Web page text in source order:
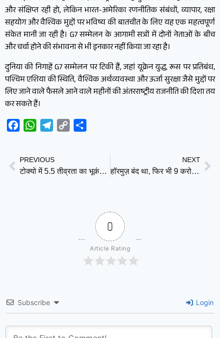
और संक्षिप्त रही हो, लेकिन भारत-अमेरिका रणनीतिक संबंधों, व्यापार, रक्षा
सहयोग और वैश्विक मुद्दों पर भविष्य की बातचीत के लिए यह एक महत्वपूर्ण
संकेत मानी जा रही है। G7 सम्मेलन के आगामी सत्रों में दोनों नेताओं के बीच
और चर्चा होने की संभावना से भी इनकार नहीं किया जा रहा है।
दुनिया की निगाहें G7 सम्मेलन पर टिकी हैं, जहां यूक्रेन युद्ध, रूस पर प्रतिबंध,
पश्चिम एशिया की स्थिति, वैश्विक अर्थव्यवस्था और ऊर्जा सुरक्षा जैसे मुद्दों पर
लिए जाने वाले फैसले आने वाले महीनों की अंतरराष्ट्रीय राजनीति की दिशा तय
कर सकते हैं।
FacebookWhatsAppTelegram
Copy
PREVIOUS
टोक्यो में 5.5 तीव्रता का भूकंप, सुनामी का खतरा नहीं; लोगों में दहशत
NEXT
हॉरमुज़ बंद था, फिर भी 9 करोड़ बैरल तेल निकाल ले गया अमेरिका! ईरान की तरकीब से चला गुप्त ऑपरेशन
0
Article Rating
Subscribe Login